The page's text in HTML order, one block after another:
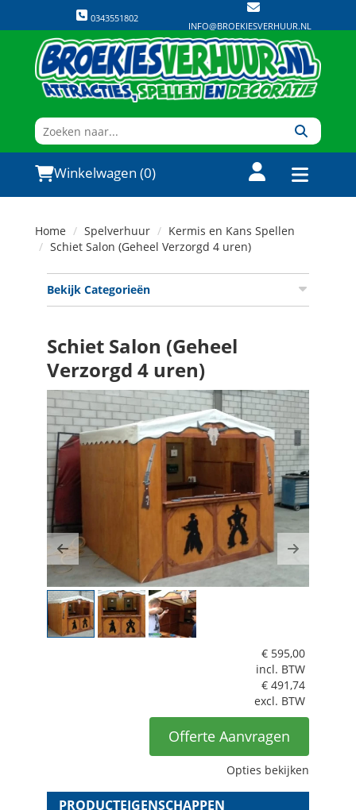
0343551802
INFO@BROEKIESVERHUUR.NL
Winkelwagen (0)
Home Spelverhuur
Kermis en Kans Spellen
Schiet Salon (Geheel Verzorgd 4 uren)
Bekijk Categorieën
Schiet Salon (Geheel
Verzorgd 4 uren)
Previous Next
€ 595,00
incl. BTW
€ 491,74
excl. BTW
Offerte Aanvragen
Opties bekijken
PRODUCTEIGENSCHAPPEN